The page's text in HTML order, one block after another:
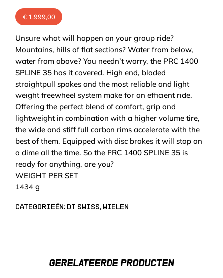
€1.999,00
Unsure what will happen on your group ride?
Mountains, hills of flat sections? Water from below,
water from above? You needn’t worry, the PRC 1400
SPLINE 35 has it covered. High end, bladed
straightpull spokes and the most reliable and light
weight freewheel system make for an efficient ride.
Offering the perfect blend of comfort, grip and
lightweight in combination with a higher volume tire,
the wide and stiff full carbon rims accelerate with the
best of them. Equipped with disc brakes it will stop on
a dime all the time. So the PRC 1400 SPLINE 35 is
ready for anything, are you?
WEIGHT PER SET
1434 g
Categorieën: DT Swiss, Wielen
GERELATEERDE PRODUCTEN